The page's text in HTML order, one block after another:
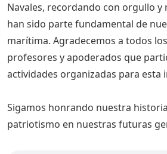
Navales, recordando con orgullo y
han sido parte fundamental de
marítima. Agradecemos a todos
profesores y apoderados que
actividades organizadas para esta
Sigamos honrando nuestra
patriotismo en nuestras futuras